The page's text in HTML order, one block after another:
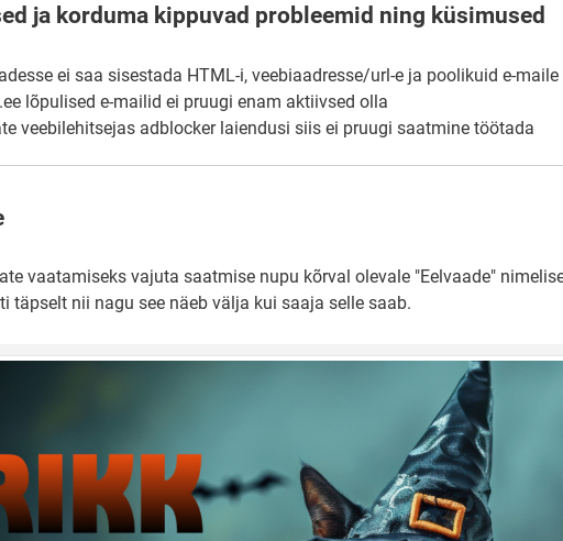
ja korduma kippuvad probleemid ning küsimused
ei saa sisestada HTML-i, veebiaadresse/url-e ja poolikuid e-maile
lõpulised e-mailid ei pruugi enam aktiivsed olla
veebilehitsejas adblocker laiendusi siis ei pruugi saatmine töötada
vaatamiseks vajuta saatmise nupu kõrval olevale "Eelvaade"
täpselt nii nagu see näeb välja kui saaja selle saab.